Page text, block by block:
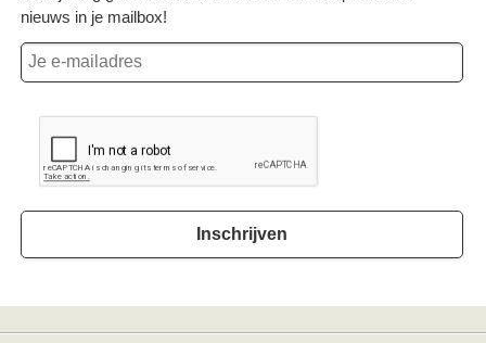
nieuws in je mailbox!
Inschrijven